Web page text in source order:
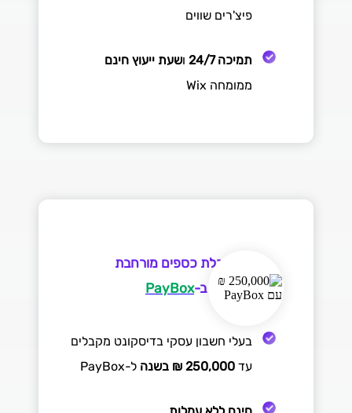
פיצ'רים שווים
תמיכה 24/7 ושעת ייעוץ חינם
ממומחה Wix
קבלת כספים מורחבת
ב-PayBox
בעלי חשבון עסקי בדיסקונט מקבלים
עד 250,000 ₪ בשנה ל-PayBox